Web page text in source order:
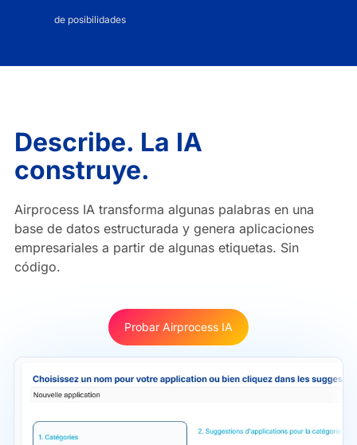
de posibilidades
Describe. La IA
construye.
Airprocess IA transforma algunas palabras en una
base de datos estructurada y genera aplicaciones
empresariales a partir de algunas etiquetas. Sin
código.
Probar Airprocess IA